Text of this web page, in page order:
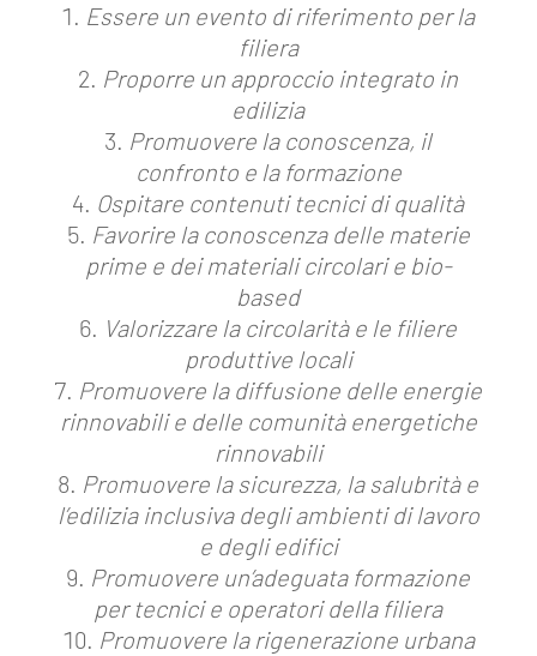
Essere un evento di riferimento per la
filiera
Proporre un approccio integrato in
edilizia
Promuovere la conoscenza, il
confronto e la formazione
Ospitare contenuti tecnici di qualità
Favorire la conoscenza delle materie
prime e dei materiali circolari e bio-
based
Valorizzare la circolarità e le filiere
produttive locali
Promuovere la diffusione delle energie
rinnovabili e delle comunità energetiche
rinnovabili
Promuovere la sicurezza, la salubrità e
l’edilizia inclusiva degli ambienti di lavoro
e degli edifici
Promuovere un’adeguata formazione
per tecnici e operatori della filiera
Promuovere la rigenerazione urbana